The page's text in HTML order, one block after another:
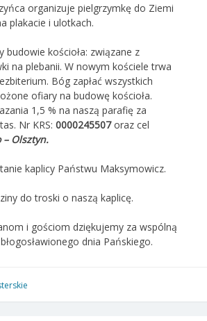
organizuje pielgrzymkę do Ziemi
plakacie i ulotkach.
budowie kościoła: związane z
na plebanii. W nowym kościele trwa
Bóg zapłać wszystkich
ofiary na budowę kościoła.
1,5 % na naszą parafię za
Nr KRS: 0000245507oraz cel
– Olsztyn.
kaplicy Państwu Maksymowicz.
do troski o naszą kaplicę.
i gościom dziękujemy za wspólną
dnia Pańskiego.